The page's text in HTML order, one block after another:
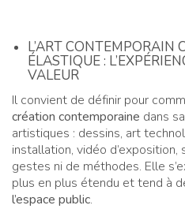
L’ART CONTEMPORAIN
ÉLASTIQUE :
VALEUR
Il convient de définir pour
création contemporaine dans
artistiques : dessins, art
installation, vidéo
gestes ni de méthodes. Elle
plus en plus étendu et tend à
l’espace public.